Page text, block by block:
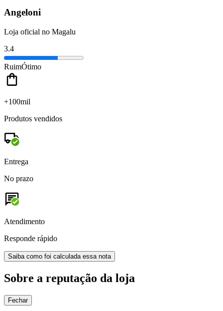
Angeloni
Loja oficial no Magalu
3.4
RuimÓtimo
+100mil
Produtos vendidos
Entrega
No prazo
Atendimento
Responde rápido
Saiba como foi calculada essa nota
Sobre a reputação da loja
Fechar